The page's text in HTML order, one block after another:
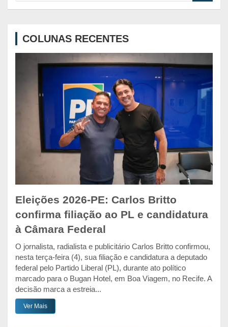
COLUNAS RECENTES
Eleições 2026-PE: Carlos Britto
confirma filiação ao PL e candidatura
à Câmara Federal
O jornalista, radialista e publicitário Carlos Britto confirmou,
nesta terça-feira (4), sua filiação e candidatura a deputado
federal pelo Partido Liberal (PL), durante ato político
marcado para o Bugan Hotel, em Boa Viagem, no Recife. A
decisão marca a estreia...
Ver Mais